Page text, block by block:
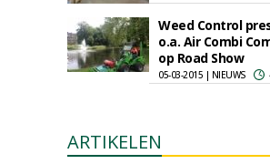
Weed Control
o.a. Air Combi
op Road Show
05-03-2015 | NIEUWS
ARTIKELEN